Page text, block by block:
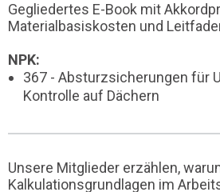
Gegliedertes E-Book mit
Materialbasiskosten und
NPK:
367 - Absturzsicherungen für
Kontrolle auf Dächern
Unsere Mitglieder erzählen,
Kalkulationsgrundlagen im